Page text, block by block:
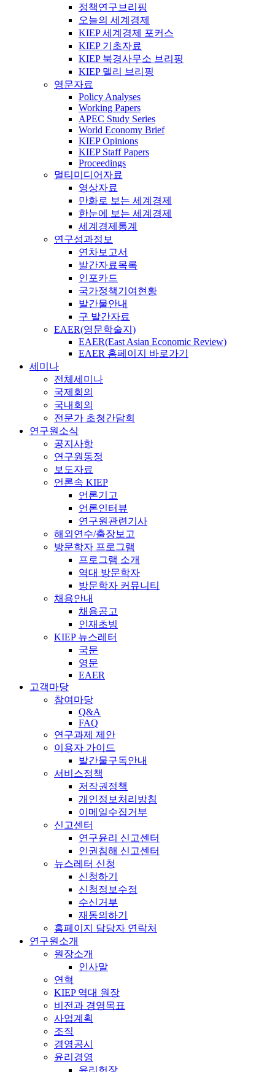
정책연구브리핑
오늘의 세계경제
KIEP 세계경제 포커스
KIEP 기초자료
KIEP 북경사무소 브리핑
KIEP 델리 브리핑
영문자료
Policy Analyses
Working Papers
APEC Study Series
World Economy Brief
KIEP Opinions
KIEP Staff Papers
Proceedings
멀티미디어자료
영상자료
만화로 보는 세계경제
한눈에 보는 세계경제
세계경제통계
연구성과정보
연차보고서
발간자료목록
인포카드
국가정책기여현황
발간물안내
구 발간자료
EAER(영문학술지)
EAER(East Asian Economic Review)
EAER 홈페이지 바로가기
세미나
전체세미나
국제회의
국내회의
전문가 초청간담회
연구원소식
공지사항
연구원동정
보도자료
언론속 KIEP
언론기고
언론인터뷰
연구원관련기사
해외연수/출장보고
방문학자 프로그램
프로그램 소개
역대 방문학자
방문학자 커뮤니티
채용안내
채용공고
인재초빙
KIEP 뉴스레터
국문
영문
EAER
고객마당
참여마당
Q&A
FAQ
연구과제 제안
이용자 가이드
발간물구독안내
서비스정책
저작권정책
개인정보처리방침
이메일수집거부
신고센터
연구윤리 신고센터
인권침해 신고센터
뉴스레터 신청
신청하기
신청정보수정
수신거부
재동의하기
홈페이지 담당자 연락처
연구원소개
원장소개
인사말
연혁
KIEP 역대 원장
비전과 경영목표
사업계획
조직
경영공시
윤리경영
윤리헌장